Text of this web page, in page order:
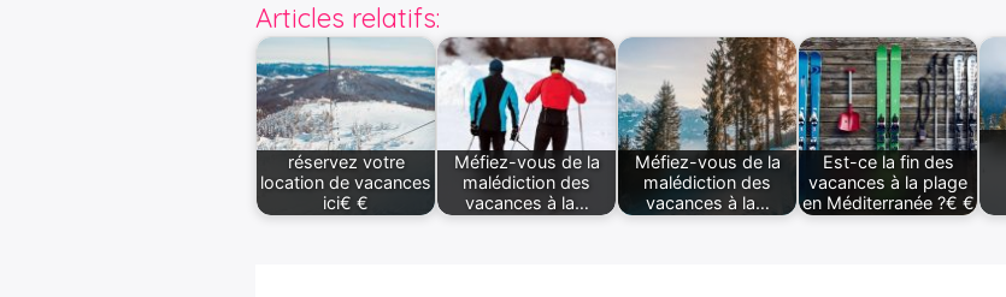
Articles relatifs:
réservez votre
location de vacances
ici€ €
Méfiez-vous de la
malédiction des
vacances à la…
Méfiez-vous de la
malédiction des
vacances à la…
Est-ce la fin des
vacances à la plage
en Méditerranée ?€ €